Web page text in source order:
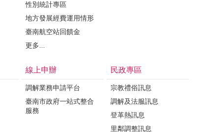
性別統計專區
地方發展經費運用情形
臺南航空站回饋金
更多...
線上申辦
調解業務申請平台
臺南市政府一站式整合
服務
民政專區
宗教禮俗訊息
調解及法服訊息
登革熱訊息
里鄰調整訊息